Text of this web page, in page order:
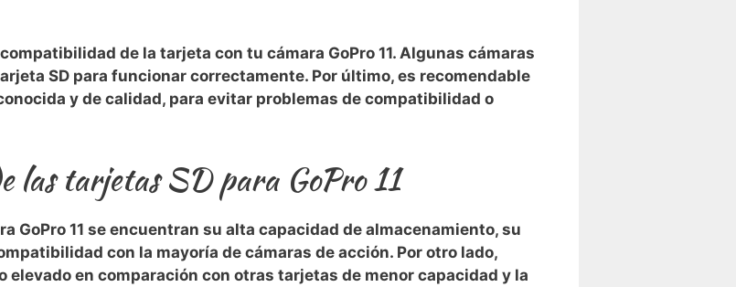
de ⁣la tarjeta‍ con tu cámara GoPro 11. Algunas cámaras‌
SD ⁢para funcionar correctamente.‌ Por último, es recomendable
y de calidad, para evitar problemas de compatibilidad o
las tarjetas SD para GoPro 11
GoPro 11 se encuentran su alta capacidad⁤ de almacenamiento,‌ su
con la mayoría de cámaras de acción. Por otro lado,
en⁣ comparación con otras tarjetas​ de menor capacidad y la